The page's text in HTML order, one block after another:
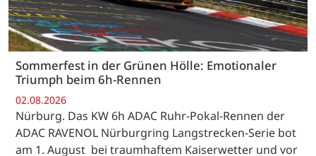
Sommerfest in der Grünen Hölle: Emotionaler
Triumph beim 6h-Rennen
02.08.2026
Nürburg. Das KW 6h ADAC Ruhr-Pokal-Rennen der
ADAC RAVENOL Nürburgring Langstrecken-Serie bot
am 1. August bei traumhaftem Kaiserwetter und vor